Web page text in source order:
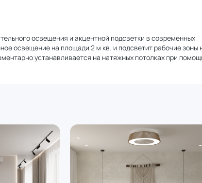
освещения и акцентной подсветки в современных
освещение на площади 2 м кв. и подсветит рабочие зоны
устанавливается на натяжных потолках при